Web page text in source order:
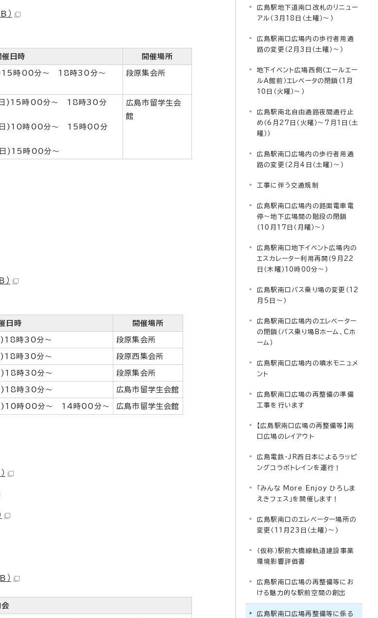
）
催日時 開催場所
時00分～ 18時30分～ 段原集会所
日)15時00分～ 18時30分
日)10時00分～ 15時00分
)15時00分～
広島市留学生会
館
日時 開催場所
時30分～ 段原集会所
時30分～ 段原西集会所
時30分～ 段原集会所
時30分～ 広島市留学生会館
)10時00分～ 14時00分～ 広島市留学生会館
広島駅地下道南口改札のリニュー
アル（3月18日（土曜）～）
広島駅南口広場内の歩行者用通
路の変更（2月3日（土曜）～）
地下イベント広場西側（エールエー
ルA館前）エレベータの閉鎖（1月
10日（火曜）～）
広島駅南北自由通路夜間通行止
め（6月27日（火曜）～7月1日（土
曜））
広島駅南口広場内の歩行者用通
路の変更（2月4日（土曜）～）
工事に伴う交通規制
広島駅南口広場内の路面電車電
停～地下広場間の階段の閉鎖
（10月17日（月曜）～）
広島駅南口地下イベント広場内の
エスカレーター利用再開（9月22
日（木曜）10時00分～）
広島駅南口バス乗り場の変更（12
月5日～）
広島駅南口広場内のエレベーター
の閉鎖（バス乗り場Bホーム、Cホ
ーム）
広島駅南口広場内の噴水モニュメ
ント
広島駅南口広場の再整備の準備
工事を行います
【広島駅南口広場の再整備等】南
口広場のレイアウト
広島電鉄・JR西日本によるラッピ
ングコラボトレインを運行！
「みんな More Enjoy ひろしま
えきフェス」を開催します！
広島駅南口のエレベーター場所の
変更（11月23日（土曜）～）
（仮称）駅前大橋線軌道建設事業
環境影響評価書
広島駅南口広場の再整備等にお
ける魅力的な駅前空間の創出
広島駅南口広場再整備等に係る